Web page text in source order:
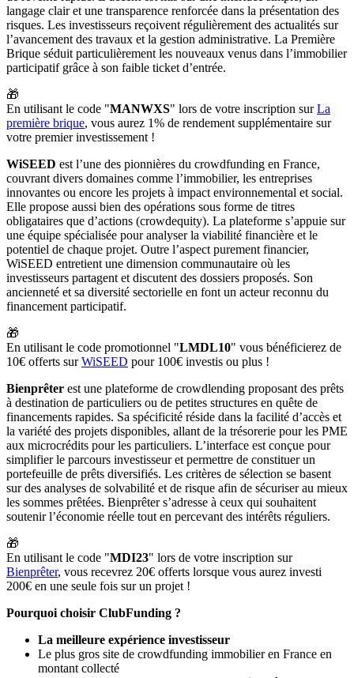
langage clair et une transparence renforcée dans la présentation des
risques. Les investisseurs reçoivent régulièrement des actualités sur
l’avancement des travaux et la gestion administrative. La Première
Brique séduit particulièrement les nouveaux venus dans l’immobilier
participatif grâce à son faible ticket d’entrée.
🎁
En utilisant le code "MANWXS" lors de votre inscription surLa
première brique, vous aurez 1% de rendement supplémentaire sur
votre premier investissement !
WiSEED est l’une des pionnières du crowdfunding en France,
couvrant divers domaines comme l’immobilier, les entreprises
innovantes ou encore les projets à impact environnemental et social.
Elle propose aussi bien des opérations sous forme de titres
obligataires que d’actions (crowdequity). La plateforme s’appuie sur
une équipe spécialisée pour analyser la viabilité financière et le
potentiel de chaque projet. Outre l’aspect purement financier,
WiSEED entretient une dimension communautaire où les
investisseurs partagent et discutent des dossiers proposés. Son
ancienneté et sa diversité sectorielle en font un acteur reconnu du
financement participatif.
🎁
En utilisant le code promotionnel "LMDL10" vous bénéficierez de
10€ offerts surWiSEED pour 100€ investis ou plus !
Bienprêter est une plateforme de crowdlending proposant des prêts
à destination de particuliers ou de petites structures en quête de
financements rapides. Sa spécificité réside dans la facilité d’accès et
la variété des projets disponibles, allant de la trésorerie pour les PME
aux microcrédits pour les particuliers. L’interface est conçue pour
simplifier le parcours investisseur et permettre de constituer un
portefeuille de prêts diversifiés. Les critères de sélection se basent
sur des analyses de solvabilité et de risque afin de sécuriser au mieux
les sommes prêtées. Bienprêter s’adresse à ceux qui souhaitent
soutenir l’économie réelle tout en percevant des intérêts réguliers.
🎁
En utilisant le code "MDI23" lors de votre inscription sur
Bienprêter, vous recevrez 20€ offerts lorsque vous aurez investi
200€ en une seule fois sur un projet !
Pourquoi choisir ClubFunding ?
La meilleure expérience investisseur
Le plus gros site de crowdfunding immobilier en France en
montant collecté